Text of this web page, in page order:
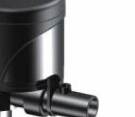
Консервация
Снеки и закуски
Пищевые
ингредиенты